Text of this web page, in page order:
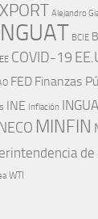
Alejandro
BCIE
COVID-19
FED Finanzas
INE Inflación
MINFIN
WTI